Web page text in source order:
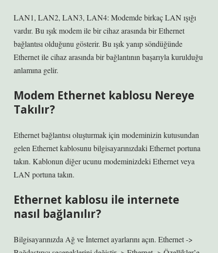
LAN1, LAN2, LAN3, LAN4: Modemde birkaç LAN ışığı
vardır. Bu ışık modem ile bir cihaz arasında bir Ethernet
bağlantısı olduğunu gösterir. Bu ışık yanıp söndüğünde
Ethernet ile cihaz arasında bir bağlantının başarıyla kurulduğu
anlamına gelir.
Modem Ethernet kablosu Nereye
Takılır?
Ethernet bağlantısı oluşturmak için modeminizin kutusundan
gelen Ethernet kablosunu bilgisayarınızdaki Ethernet portuna
takın. Kablonun diğer ucunu modeminizdeki Ethernet veya
LAN portuna takın.
Ethernet kablosu ile internete
nasıl bağlanılır?
Bilgisayarınızda Ağ ve İnternet ayarlarını açın. Ethernet ->